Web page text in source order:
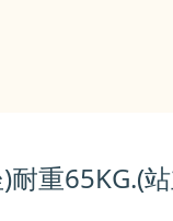
重65KG.(